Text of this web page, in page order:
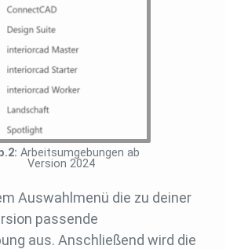
Arbeitsumgebungen ab
Version 2024
Auswahlmenü die zu deiner
passende
aus. Anschließend wird die